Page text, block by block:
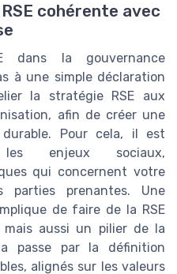
cohérente avec
dans la gouvernance
à une simple déclaration
la stratégie RSE aux
afin de créer une
Pour cela, il est
les enjeux sociaux,
qui concernent votre
parties prenantes. Une
de faire de la RSE
aussi un pilier de la
passe par la définition
alignés sur les valeurs